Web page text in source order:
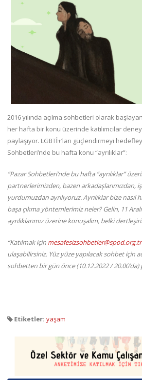
2016 yılında açılma sohbetleri olarak
her hafta bir konu üzerinde katılımcılar
paylaşıyor. LGBTİ+’ları güçlendirmeyi
Sohbetleri’nde bu hafta konu “ayrılıklar”:
“Pazar Sohbetleri’nde bu hafta “ayrılıklar”
partnerlerimizden, bazen arkadaşlarımızdan,
yurdumuzdan ayrılıyoruz. Ayrılıklar bize nasıl
başa çıkma yöntemlerimiz neler? Gelin, 11
ayrılıklarımız üzerine konuşalım, belki
“Katılmak için mesafesizsohbetler@spod.org.tr
ulaşabilirsiniz. Yüz yüze yapılacak sohbet için
sohbetten bir gün önce (10.12.2022 / 20.00’da)
Etiketler: yaşam